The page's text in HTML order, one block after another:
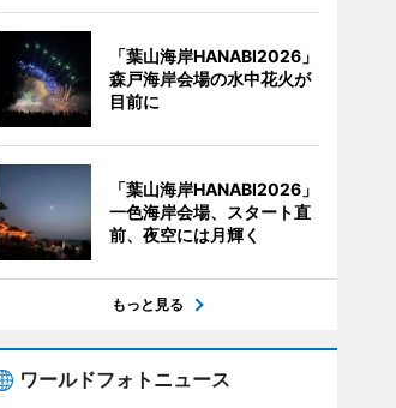
「葉山海岸HANABI2026」
森戸海岸会場の水中花火が
目前に
「葉山海岸HANABI2026」
一色海岸会場、スタート直
前、夜空には月輝く
もっと見る
ワールドフォトニュース